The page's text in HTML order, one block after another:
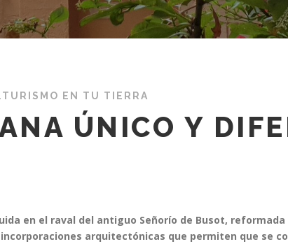
EN TU TIERRA
ÚNICO Y
en el raval del antiguo Señorío de Busot, reformada
arquitectónicas que permiten que se